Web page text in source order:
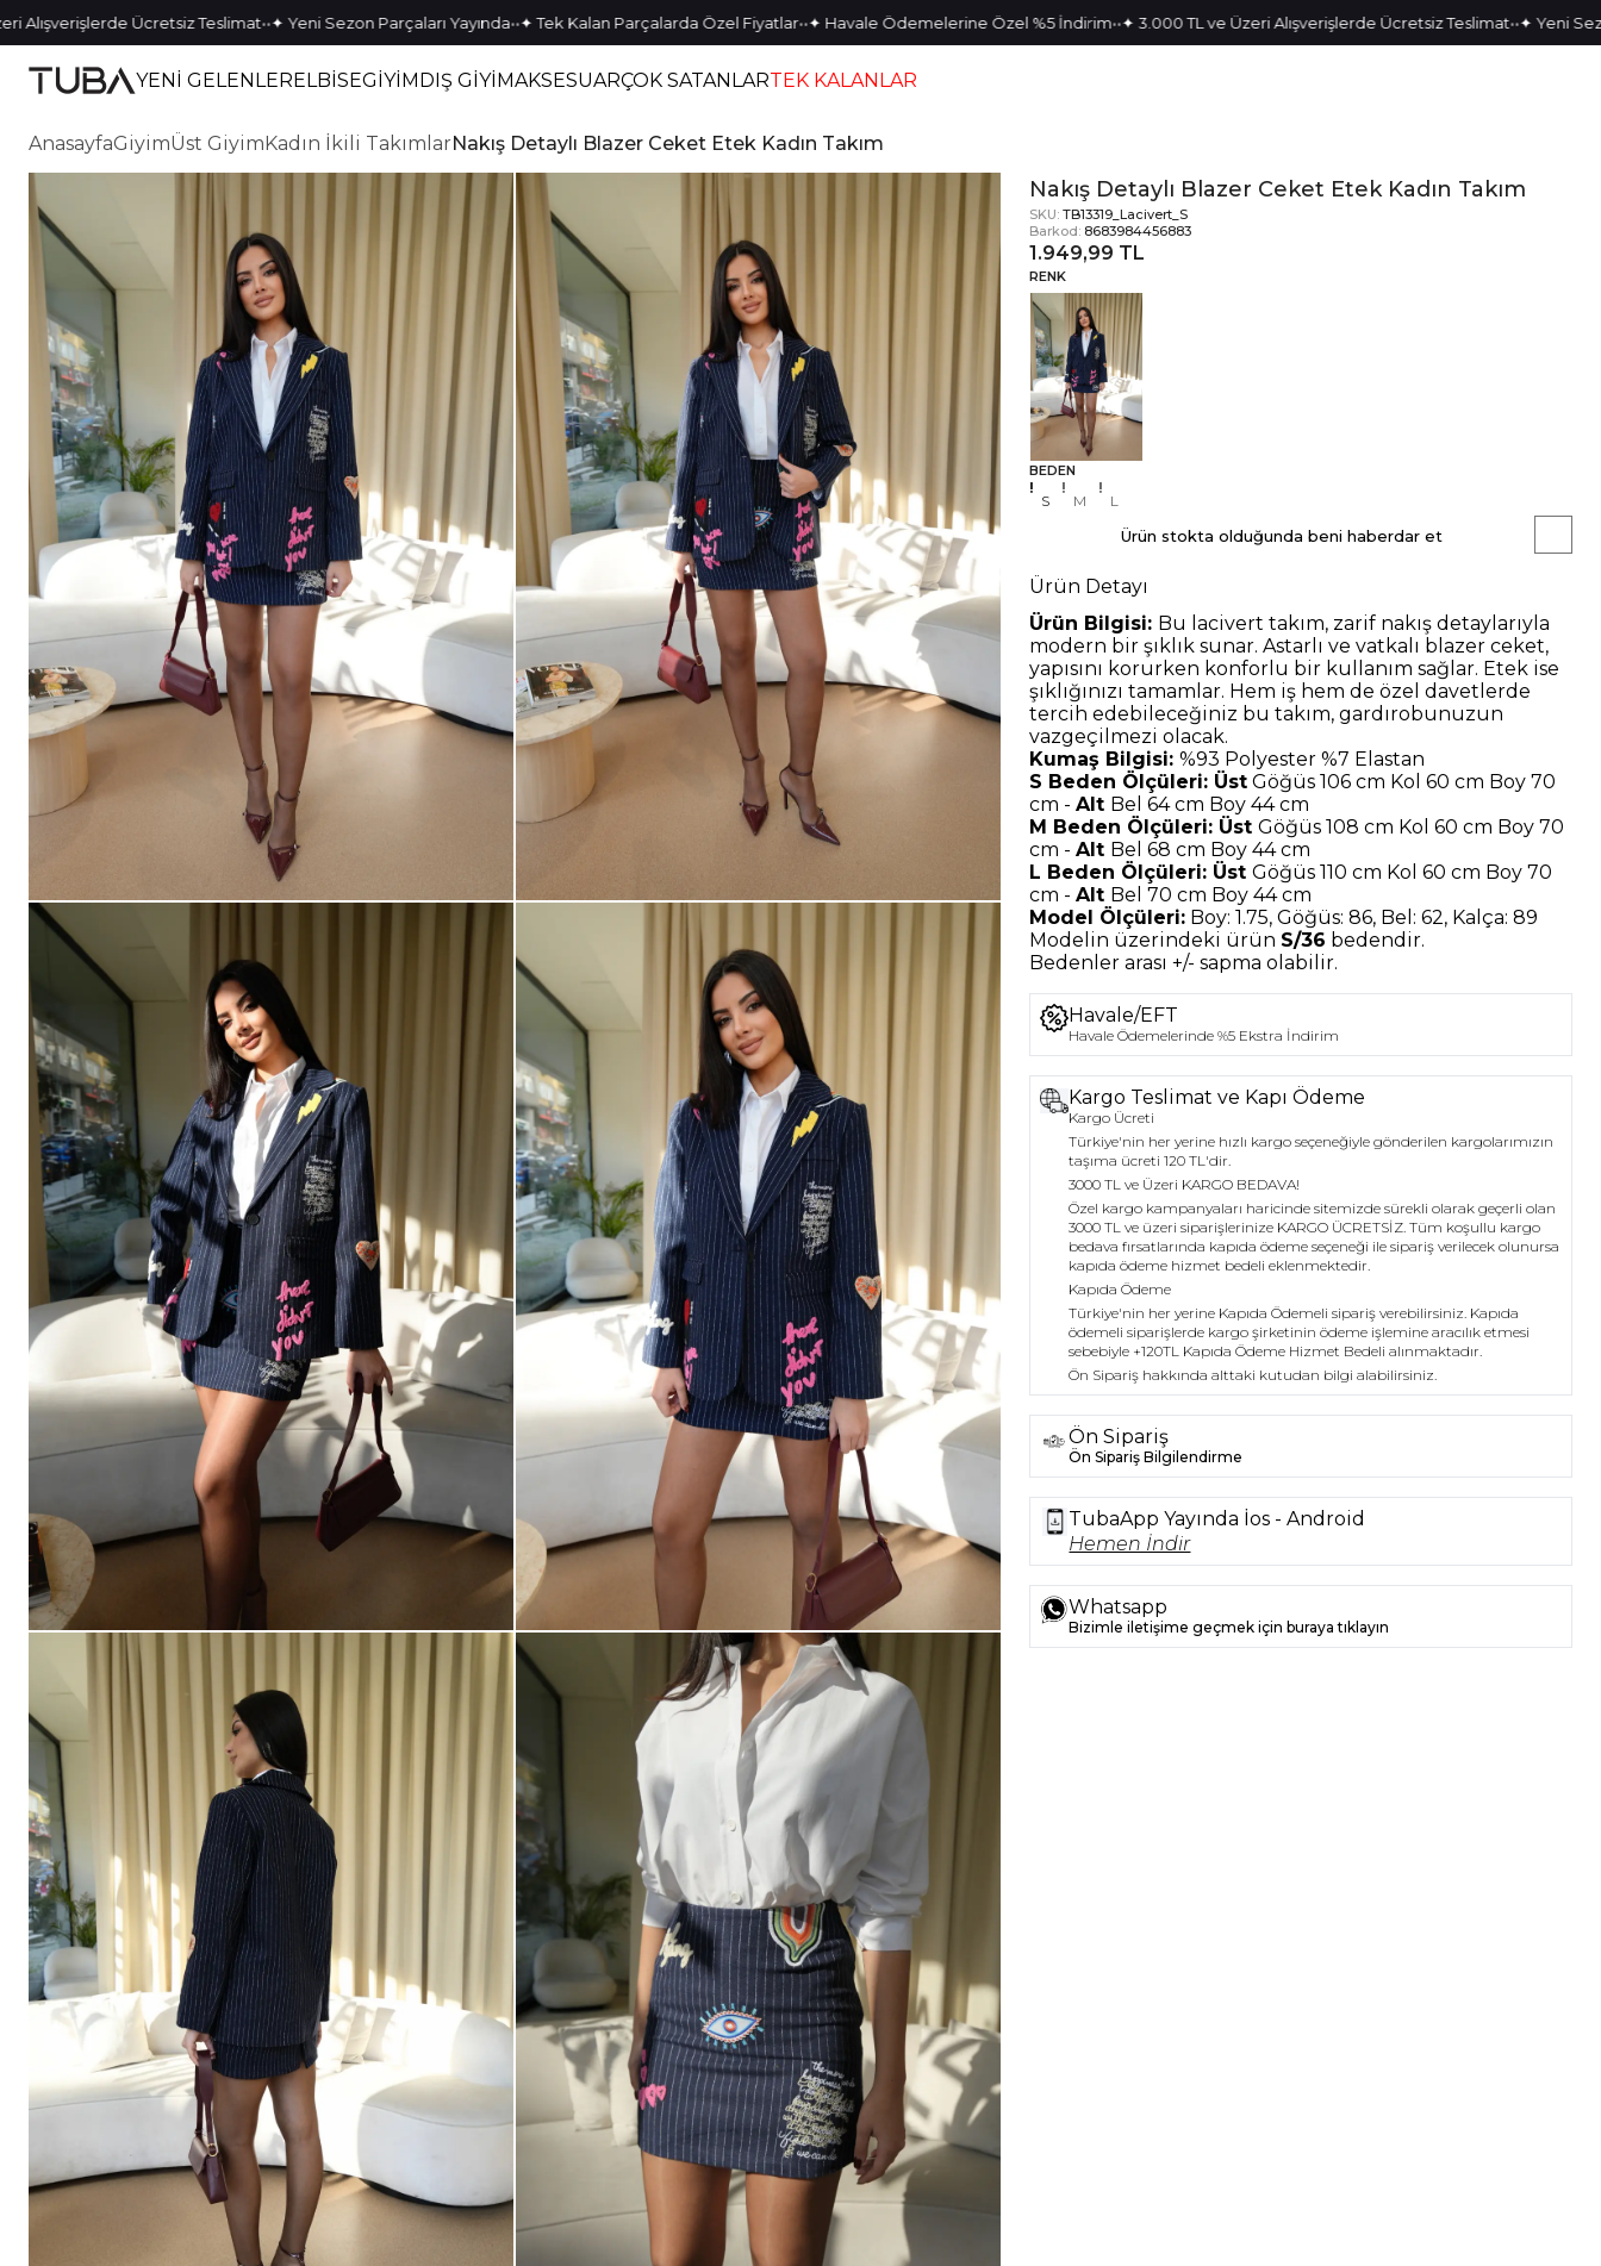
Ücretsiz Teslimat••✦ Yeni Sezon Parçaları Yayında••✦ Tek Kalan Parçalarda Özel Fiyatlar••✦ Havale Ödemelerine Özel %5 İndirim••✦ 3.000 TL ve Üzeri Alışverişlerde Ücretsiz Teslimat••✦ Yeni Sezon
YENİ GELENLERELBİSEGİYİMDIŞ GİYİMAKSESUARÇOK SATANLARTEK KALANLAR
AnasayfaGiyimÜst GiyimKadın İkili TakımlarNakış Detaylı Blazer Ceket Etek Kadın Takım
Nakış Detaylı Blazer Ceket Etek Kadın Takım
SKU: TB13319_Lacivert_S
Barkod: 8683984456883
1.949,99 TL
RENK
BEDEN
S M L
Ürün stokta olduğunda beni haberdar et
Ürün Detayı
Ürün Bilgisi: Bu lacivert takım, zarif nakış detaylarıyla
modern bir şıklık sunar. Astarlı ve vatkalı blazer ceket,
yapısını korurken konforlu bir kullanım sağlar. Etek ise
şıklığınızı tamamlar. Hem iş hem de özel davetlerde
tercih edebileceğiniz bu takım, gardırobunuzun
vazgeçilmezi olacak.
Kumaş Bilgisi:%93 Polyester %7 Elastan
S Beden Ölçüleri: Üst Göğüs 106 cm Kol 60 cm Boy 70
cm -Alt Bel 64 cm Boy 44 cm
M Beden Ölçüleri: ÜstGöğüs 108 cm Kol 60 cm Boy 70
cm -Alt Bel 68 cm Boy 44 cm
L Beden Ölçüleri: ÜstGöğüs 110 cm Kol 60 cm Boy 70
cm -Alt Bel 70 cm Boy 44 cm
Model Ölçüleri: Boy: 1.75, Göğüs: 86, Bel: 62, Kalça: 89
Modelin üzerindeki ürün S/36 bedendir.
Bedenler arası +/- sapma olabilir.
Havale/EFT
Havale Ödemelerinde %5 Ekstra İndirim
Kargo Teslimat ve Kapı Ödeme
Kargo Ücreti
Türkiye'nin her yerine hızlı kargo seçeneğiyle gönderilen kargolarımızın
taşıma ücreti 120 TL'dir.
3000 TL ve Üzeri KARGO BEDAVA!
Özel kargo kampanyaları haricinde sitemizde sürekli olarak geçerli olan
3000 TL ve üzeri siparişlerinize KARGO ÜCRETSİZ. Tüm koşullu kargo
bedava fırsatlarında kapıda ödeme seçeneği ile sipariş verilecek olunursa
kapıda ödeme hizmet bedeli eklenmektedir.
Kapıda Ödeme
Türkiye'nin her yerine Kapıda Ödemeli sipariş verebilirsiniz. Kapıda
ödemeli siparişlerde kargo şirketinin ödeme işlemine aracılık etmesi
sebebiyle +120TL Kapıda Ödeme Hizmet Bedeli alınmaktadır.
Ön Sipariş hakkında alttaki kutudan bilgi alabilirsiniz.
Ön Sipariş
Ön Sipariş Bilgilendirme
TubaApp Yayında İos - Android
Hemen İndir
Whatsapp
Bizimle iletişime geçmek için buraya tıklayın